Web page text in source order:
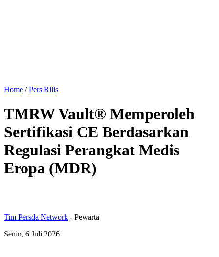
Home /Pers Rilis
TMRW Vault® Memperoleh
Sertifikasi CE Berdasarkan
Regulasi Perangkat Medis
Eropa (MDR)
Tim Persda Network - Pewarta
Senin, 6 Juli 2026